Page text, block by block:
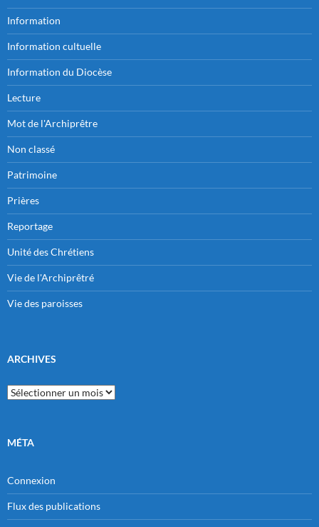
Information
Information cultuelle
Information du Diocèse
Lecture
Mot de l'Archiprêtre
Non classé
Patrimoine
Prières
Reportage
Unité des Chrétiens
Vie de l'Archiprêtré
Vie des paroisses
ARCHIVES
Archives
MÉTA
Connexion
Flux des publications